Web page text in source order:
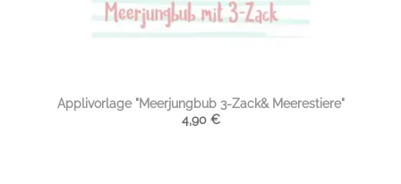
Applivorlage "Meerjungbub 3-Zack& Meerestiere"
4,90 €